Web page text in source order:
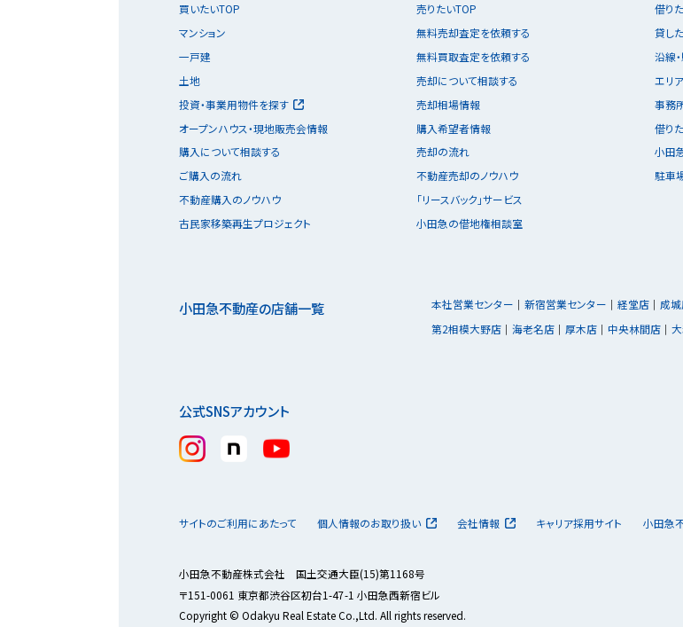
買いたいTOP
マンション
一戸建
土地
投資・事業用物件を探す
オープンハウス・現地販売会情報
購入について相談する
ご購入の流れ
不動産購入のノウハウ
古民家移築再生プロジェクト
売りたいTOP
無料売却査定を依頼する
無料買取査定を依頼する
売却について相談する
売却相場情報
購入希望者情報
売却の流れ
不動産売却のノウハウ
「リースバック」サービス
小田急の借地権相談室
借り
貸し
沿線
エリ
事務
借り
小田
駐車
小田急不動産の店舗一覧 本社営業センター 新宿営業センター 経堂店 成
第2相模大野店
海老名店 厚木店 中央林間店
公式SNSアカウント
サイトのご利用にあたって 個人情報のお取り扱い 会社情報 キャリア採用サイト 小田急
小田急不動産株式会社 国土交通大臣(15)第1168号
〒151-0061 東京都渋谷区初台1-47-1 小田急西新宿ビル
Copyright © Odakyu Real Estate Co.,Ltd. All rights reserved.